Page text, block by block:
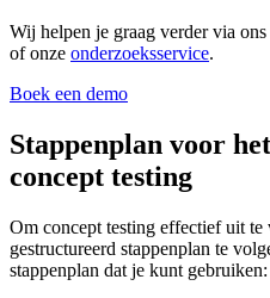
Wij helpen je graag verder via ons
of onze onderzoeksservice.
Boek een demo
Stappenplan voor
concept testing
Om concept testing effectief uit
gestructureerd stappenplan te
stappenplan dat je kunt gebruiken: